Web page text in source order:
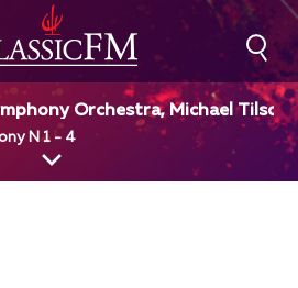
Orchestra, Michael Tilson
N 1 - 4